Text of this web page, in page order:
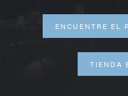
ENCUENTRE EL
TIENDA